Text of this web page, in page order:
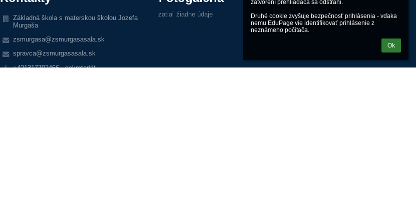
zatvorení prehliadača sa odstráni.
Druhé cookie zvyšuje bezpečnosť prihlásenia - vďaka
nemu EduPage vie identifikovať prihlásenie z
neznámeho počítača.
Ok
Základná škola s materskou školou Jozefa
Murgaša
zsmurgasa@zsmurgasasala.sk
spravca@zsmurgasasala.sk
+421317702466 - sekretariát
zatiaľ žiadne údaje